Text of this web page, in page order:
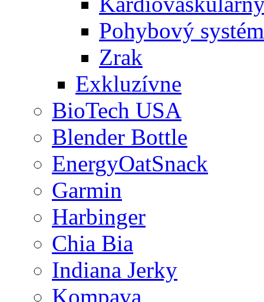
Pohybový systém
Zrak
Exkluzívne
BioTech USA
Blender Bottle
EnergyOatSnack
Garmin
Harbinger
Chia Bia
Indiana Jerky
Kompava